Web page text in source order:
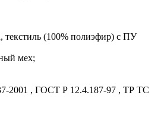
текстиль (100% полиэфир) с ПУ
мех;
2001 , ГОСТ Р 12.4.187-97 , ТР ТС